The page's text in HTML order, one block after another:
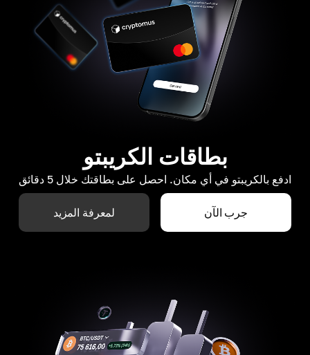
بطاقات الكريبتو
ادفع بالكريبتو في أي مكان. احصل على بطاقتك خلال 5 دقائق
جرب الآن لمعرفة المزيد